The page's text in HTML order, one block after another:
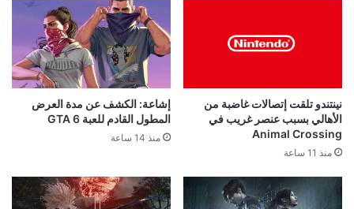
نينتندو تلقت إتصالات غاضبة من
الأهالي بسبب عنصر غريب في
Animal Crossing
منذ 11 ساعة
إشاعة: الكشف عن مدة العرض
المطول القادم للعبة GTA 6
منذ 14 ساعة